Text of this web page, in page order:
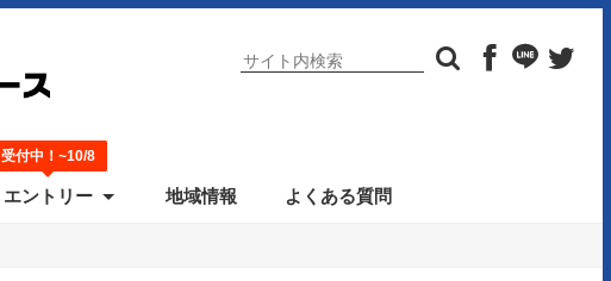
エントリー
受付中！~10/8
地域情報 よくある質問